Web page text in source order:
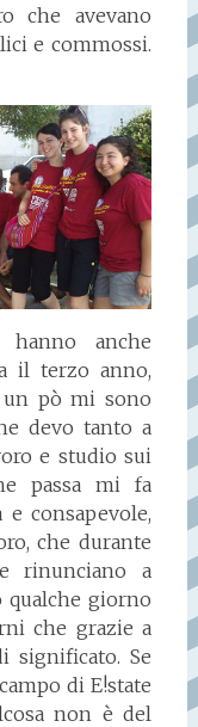
che avevano
e commossi.
hanno anche
il terzo anno,
un pò mi sono
devo tanto a
e studio sui
passa mi fa
consapevole,
che durante
rinunciano a
qualche giorno
che grazie a
Se
di E!state
non è del